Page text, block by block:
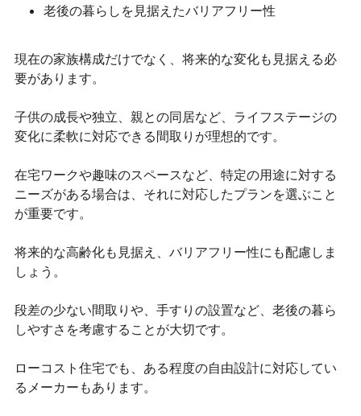
老後の暮らしを見据えたバリアフリー性
現在の家族構成だけでなく、将来的な変化も見据える必
要があります。
子供の成長や独立、親との同居など、ライフステージの
変化に柔軟に対応できる間取りが理想的です。
在宅ワークや趣味のスペースなど、特定の用途に対する
ニーズがある場合は、それに対応したプランを選ぶこと
が重要です。
将来的な高齢化も見据え、バリアフリー性にも配慮しま
しょう。
段差の少ない間取りや、手すりの設置など、老後の暮ら
しやすさを考慮することが大切です。
ローコスト住宅でも、ある程度の自由設計に対応してい
るメーカーもあります。